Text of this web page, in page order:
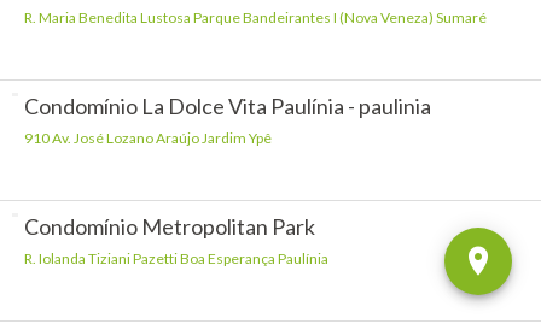
R. Maria Benedita Lustosa Parque Bandeirantes I (Nova Veneza) Sumaré
Condomínio La Dolce Vita Paulínia - paulinia
910 Av. José Lozano Araújo Jardim Ypê
Condomínio Metropolitan Park
R. Iolanda Tiziani Pazetti Boa Esperança Paulínia